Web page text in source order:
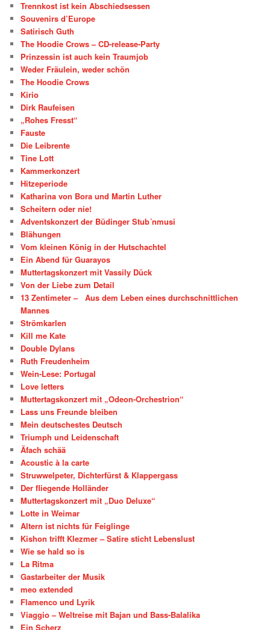
Trennkost ist kein Abschiedsessen
Souvenirs d’Europe
Satirisch Guth
The Hoodie Crows – CD-release-Party
Prinzessin ist auch kein Traumjob
Weder Fräulein, weder schön
The Hoodie Crows
Kirio
Dirk Raufeisen
„Rohes Fresst“
Fauste
Die Leibrente
Tine Lott
Kammerkonzert
Hitzeperiode
Katharina von Bora und Martin Luther
Scheitern oder nie!
Adventskonzert der Büdinger Stub´nmusi
Blähungen
Vom kleinen König in der Hutschachtel
Ein Abend für Guarayos
Muttertagskonzert mit Vassily Dück
Von der Liebe zum Detail
13 Zentimeter – Aus dem Leben eines durchschnittlichen
Mannes
Strömkarlen
Kill me Kate
Double Dylans
Ruth Freudenheim
Wein-Lese: Portugal
Love letters
Muttertagskonzert mit „Odeon-Orchestrion“
Lass uns Freunde bleiben
Mein deutschestes Deutsch
Triumph und Leidenschaft
Äfach schää
Acoustic à la carte
Struwwelpeter, Dichterfürst & Klappergass
Der fliegende Holländer
Muttertagskonzert mit „Duo Deluxe“
Lotte in Weimar
Altern ist nichts für Feiglinge
Kishon trifft Klezmer – Satire sticht Lebenslust
Wie se hald so is
La Ritma
Gastarbeiter der Musik
meo extended
Flamenco und Lyrik
Viaggio – Weltreise mit Bajan und Bass-Balalika
Ein Scherz